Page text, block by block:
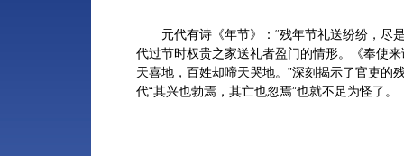
元代有诗《年节》：“残年节礼送纷纷，尽是
代过节时权贵之家送礼者盈门的情形。《奉使
天喜地，百姓却啼天哭地。”深刻揭示了官吏的
代“其兴也勃焉，其亡也忽焉”也就不足为怪了。